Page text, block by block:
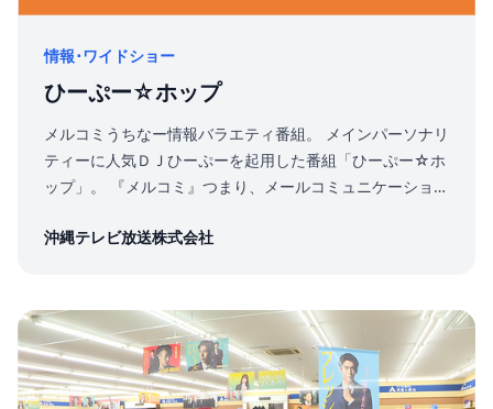
情報･ワイドショー
ひーぷー☆ホップ
メルコミうちなー情報バラエティ番組。 メインパーソナリ
ティーに人気ＤＪひーぷーを起用した番組「ひーぷー☆ホ
ップ」。 『メルコミ』つまり、メールコミュニケーション
「不思議なウワサ話し」などを沖縄中に発信していく、ラ
沖縄テレビ放送株式会社